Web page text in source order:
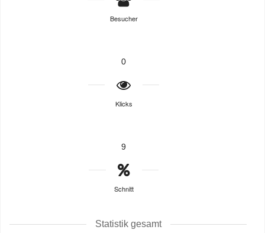
Besucher
0
Klicks
9
Schnitt
Statistik gesamt